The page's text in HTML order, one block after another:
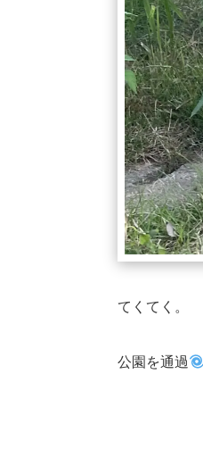
てくてく。
公園を通過